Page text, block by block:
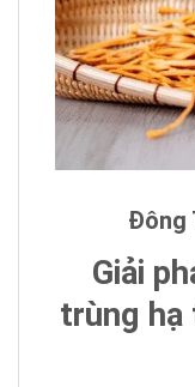
Đông
Giải
trùng hạ